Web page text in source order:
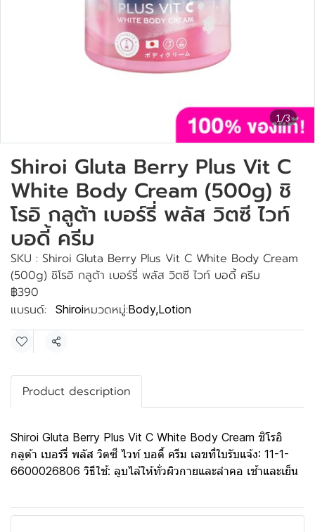
1/3
Shiroi Gluta Berry Plus Vit C
White Body Cream (500g) ชิ
โรอิ กลูต้า เบอร์รี่ พลัส วิตซี ไวท์
บอดี้ ครีม
SKU : Shiroi Gluta Berry Plus Vit C White Body Cream
(500g) ชิโรอิ กลูต้า เบอร์รี่ พลัส วิตซี ไวท์ บอดี้ ครีม
฿390
แบรนด์:
Shiroiหมวดหมู่:Body,Lotion
แชร์
Product description
Shiroi Gluta Berry Plus Vit C White Body Cream ชิโรอิ
กลูต้า เบอร์รี่ พลัส วิตซี ไวท์ บอดี้ ครีม เลขที่ใบรับแจ้ง: 11-1-
6600026806 วิธีใช้: ลูบไล้ให้ทั่วผิวกายและลำคอ เช้าและเย็น